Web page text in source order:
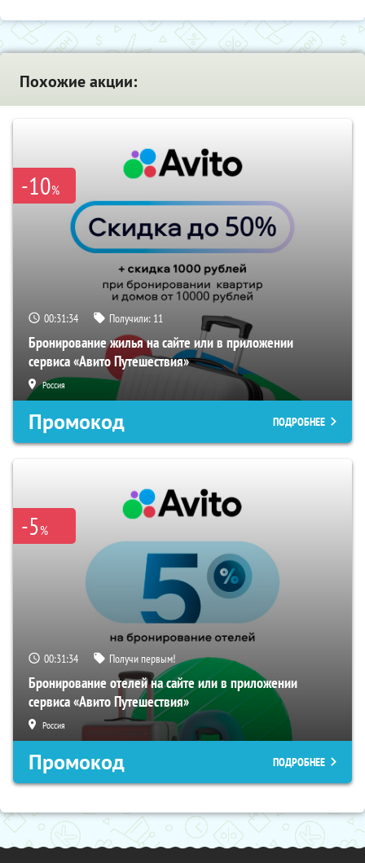
Похожие акции:
-10%
00:31:34 Получили: 11
Бронирование жилья на сайте или в приложении
сервиса «Авито Путешествия»
Россия
Промокод ПОДРОБНЕЕ
-5%
00:31:34 Получи первым!
Бронирование отелей на сайте или в приложении
сервиса «Авито Путешествия»
Россия
Промокод ПОДРОБНЕЕ